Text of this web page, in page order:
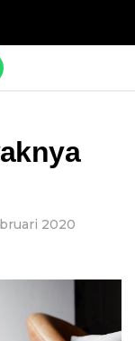
2020